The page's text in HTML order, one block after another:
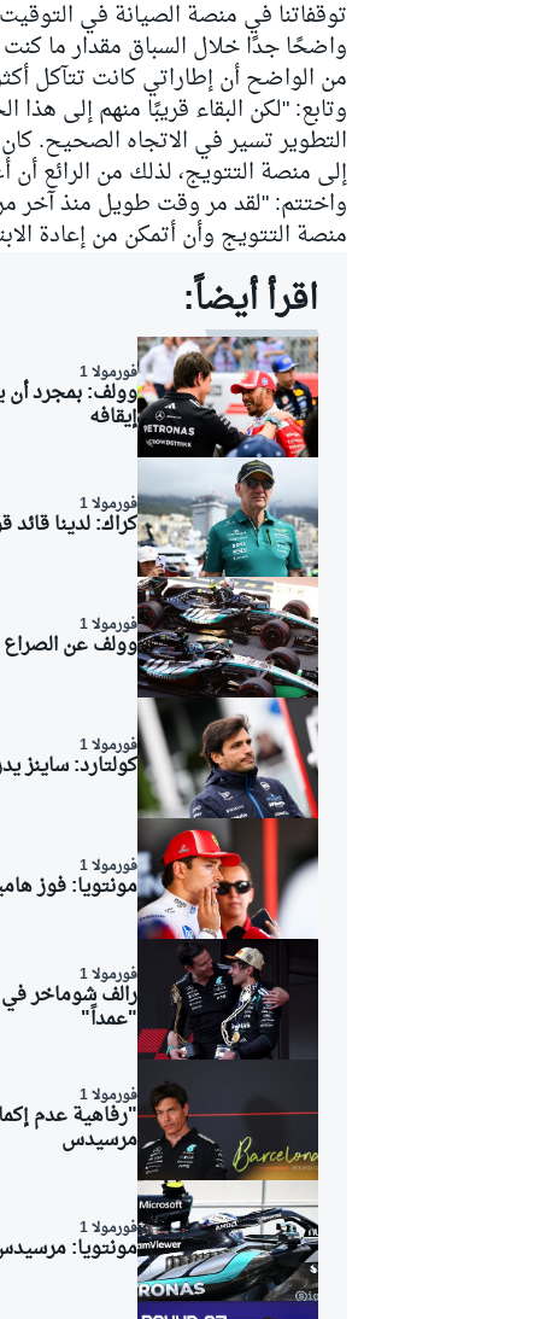
توقفاتنا في منصة الصيانة في
واضحًا جدًا خلال السباق مقدار ما
من الواضح أن إطاراتي كانت تتآكل
وتابع: "لكن البقاء قريبًا منهم إلى
التطوير تسير في الاتجاه الصحيح.
إلى منصة التتويج، لذلك من الرائع أن
واختتم: "لقد مر وقت طويل منذ آخر
منصة التتويج وأن أتمكن من إعادة
اقرأ أيضاً:
فورمولا 1
وولف: بمجرد أن
إيقافه
فورمولا 1
كراك: لدينا قائد
فورمولا 1
وولف عن الصراع
فورمولا 1
كولتارد: ساينز
فورمولا 1
مونتويا: فوز
فورمولا 1
رالف شوماخر
"عمداً"
فورمولا 1
"رفاهية عدم
مرسيدس
فورمولا 1
مونتويا: